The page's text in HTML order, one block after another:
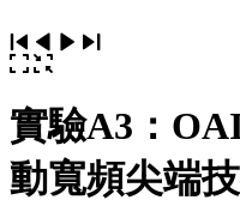
實驗A3：
動寬頻尖端